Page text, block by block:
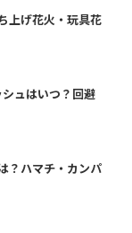
上げ花火・玩具花
ュはいつ？回避
？ハマチ・カンパ